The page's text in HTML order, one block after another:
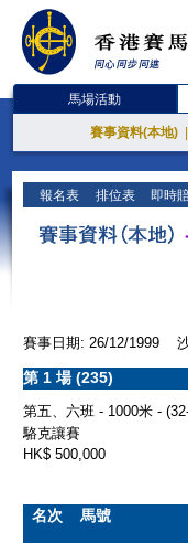
馬場活動
賽事資料(本地)
報名表 排位表 即時
賽事日期: 26/12/1999
第 1 場 (235)
第五、六班 - 1000米 -
駱克讓賽
HK$ 500,000
名次 馬號